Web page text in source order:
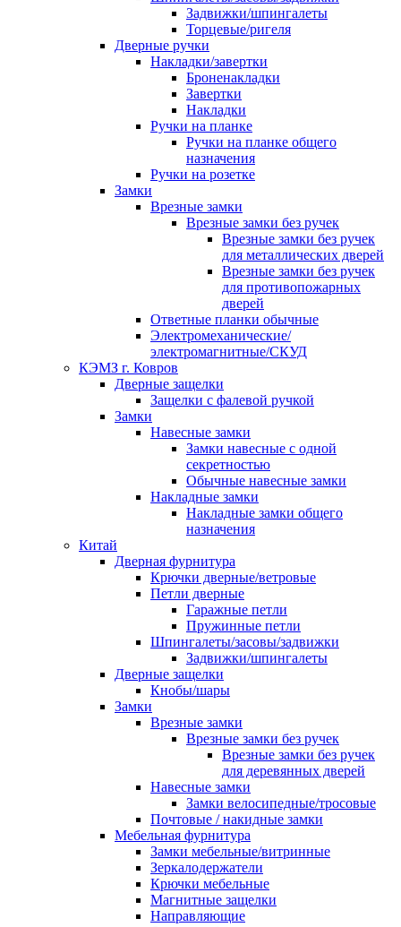
Задвижки/шпингалеты
Торцевые/ригеля
Дверные ручки
Накладки/завертки
Броненакладки
Завертки
Накладки
Ручки на планке
Ручки на планке общего
назначения
Ручки на розетке
Замки
Врезные замки
Врезные замки без ручек
Врезные замки без ручек
для металлических дверей
Врезные замки без ручек
для противопожарных
дверей
Ответные планки обычные
Электромеханические/
электромагнитные/СКУД
КЭМЗ г. Ковров
Дверные защелки
Защелки с фалевой ручкой
Замки
Навесные замки
Замки навесные с одной
секретностью
Обычные навесные замки
Накладные замки
Накладные замки общего
назначения
Китай
Дверная фурнитура
Крючки дверные/ветровые
Петли дверные
Гаражные петли
Пружинные петли
Шпингалеты/засовы/задвижки
Задвижки/шпингалеты
Дверные защелки
Кнобы/шары
Замки
Врезные замки
Врезные замки без ручек
Врезные замки без ручек
для деревянных дверей
Навесные замки
Замки велосипедные/тросовые
Почтовые / накидные замки
Мебельная фурнитура
Замки мебельные/витринные
Зеркалодержатели
Крючки мебельные
Магнитные защелки
Направляющие